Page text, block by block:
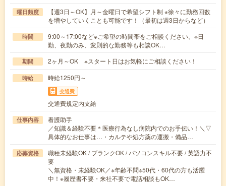
曜日頻度
【週3日～OK】月～金曜日で希望シフト制 ※徐々に勤務回数
を増やしていくことも可能です！（最初は週3日からなど）
時間
9:00～17:00など※ご希望の時間帯をご相談ください。※日
勤、夜勤のみ、変則的な勤務等も相談OK…
期間 2ヶ月～OK ※スタート日はお気軽にご相談ください！
時給 時給1250円～
交通費
交通費規定内支給
仕事内容
看護助手
／知識＆経験不要＊医療行為なし病院内でのお手伝い！＼▽
具体的なお仕事は…・カルテや処方薬の運搬・備品…
応募資格
職種未経験OK / ブランクOK / パソコンスキル不要 / 英語力不
要
＼無資格・未経験OK／※年齢不問※50代・60代の方も活躍
中！※履歴書不要・来社不要で電話相談もOK…